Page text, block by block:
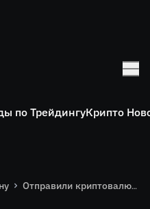
по ТрейдингуКрипто
Отправили криптовалюту на неправильный адрес? Вот что можно сделать